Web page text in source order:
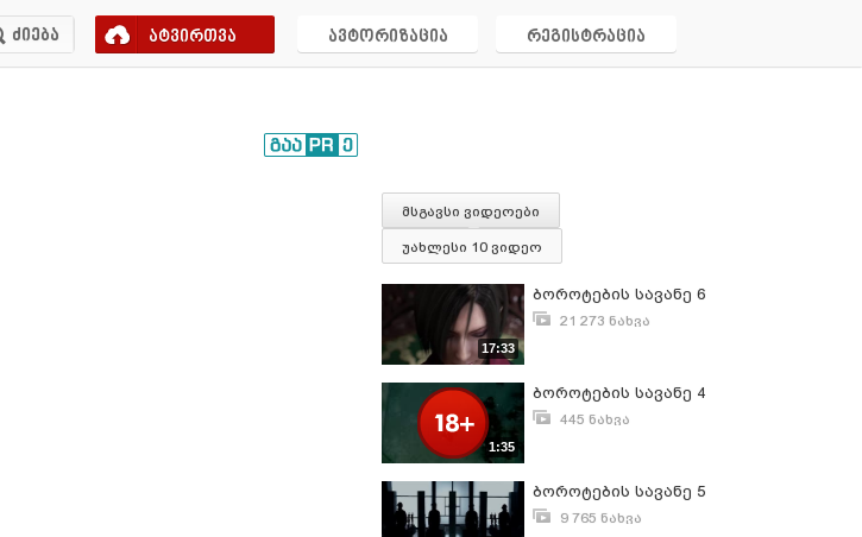
ატვირთვა ავტორიზაცია რეგისტრაცია
მსგავსი ვიდეოები
უახლესი 10 ვიდეო
17:33
ბოროტების სავანე 6
21 273 ნახვა
1:35
ბოროტების სავანე 4
445 ნახვა
ბოროტების სავანე 5
9 765 ნახვა